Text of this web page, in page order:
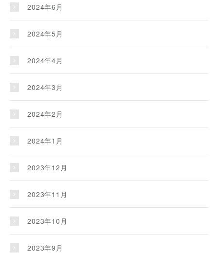
2024年6月
2024年5月
2024年4月
2024年3月
2024年2月
2024年1月
2023年12月
2023年11月
2023年10月
2023年9月